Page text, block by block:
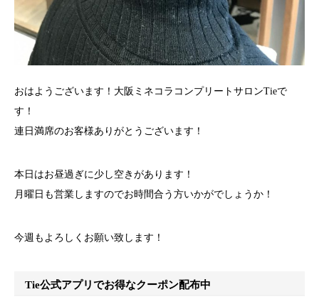
おはようございます！大阪ミネコラコンプリートサロンTieで
す！
連日満席のお客様ありがとうございます！
本日はお昼過ぎに少し空きがあります！
月曜日も営業しますのでお時間合う方いかがでしょうか！
今週もよろしくお願い致します！
Tie公式アプリでお得なクーポン配布中